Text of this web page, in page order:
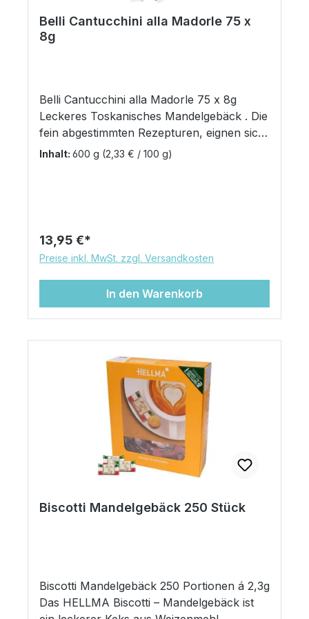
Belli Cantucchini alla Madorle 75 x
8g
Belli Cantucchini alla Madorle 75 x 8g
Leckeres Toskanisches Mandelgebäck . Die
fein abgestimmten Rezepturen, eignen sich
geschmacklich besonders gut zu einer
einzeln verpackt und bleiben deshalb stets
frisch. Auch für den Einsatz in der
Gastronomie hervorragend geeignet. Das
Original aus der Toskana. Jeder Gebäck-
Keks ist einzeln verpackt & die praktische
Box leicht auf- & einzuklappen - ideal für
Inhalt: 600 g (2,33 € / 100 g)
Regulärer Preis:
13,95 €
Preise inkl. MwSt. zzgl. Versandkosten
In den Warenkorb
Biscotti Mandelgebäck 250 Stück
Biscotti Mandelgebäck 250 Portionen á 2,3g
Das HELLMA Biscotti – Mandelgebäck ist